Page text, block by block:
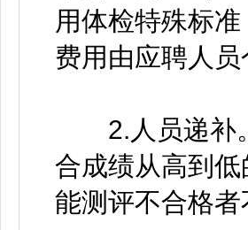
用体检特殊标
费用由应聘人员
2.人员递补。
合成绩从高到
能测评不合格